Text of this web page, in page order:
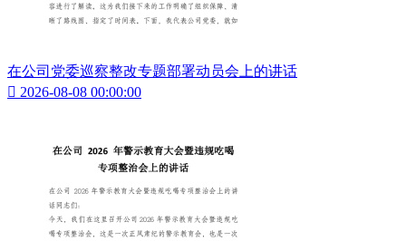
在公司党委巡察整改专题部署动员会上的讲话
 2026-08-08 00:00:00